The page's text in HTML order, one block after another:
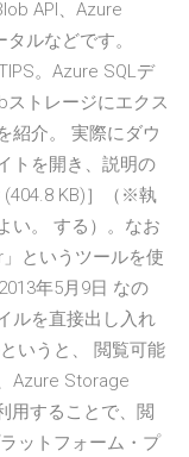
API、Azure
ルなどです。
。Azure SQLデ
トレージにエクス
紹介。 実際にダウ
トを開き、説明の
(404.8 KB)］（※執
い。 する）。なお
というツールを使
年5月9日 なの
ルを直接出し入れ
いうと、 閲覧可能
Azure Storage
用することで、閲
ットフォーム・プ